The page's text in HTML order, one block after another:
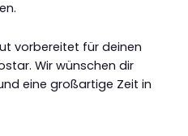
vorbereitet für deinen
Wir wünschen dir
eine großartige Zeit in